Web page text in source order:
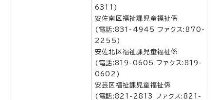
6311)
安佐南区福祉課児童福祉係
(電話:831-4945 ファクス:870-
2255)
安佐北区福祉課児童福祉係
(電話:819-0605 ファクス:819-
0602)
安芸区福祉課児童福祉係
(電話:821-2813 ファクス:821-